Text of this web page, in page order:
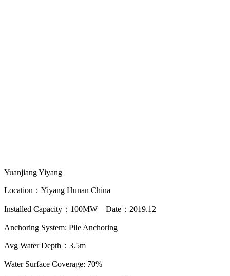
Yuanjiang Yiyang
Location ： Yiyang Hunan China
Installed Capacity ： 100MW Date ： 2019.12
Anchoring System: Pile Anchoring
Avg Water Depth ： 3.5m
Water Surface Coverage: 70%